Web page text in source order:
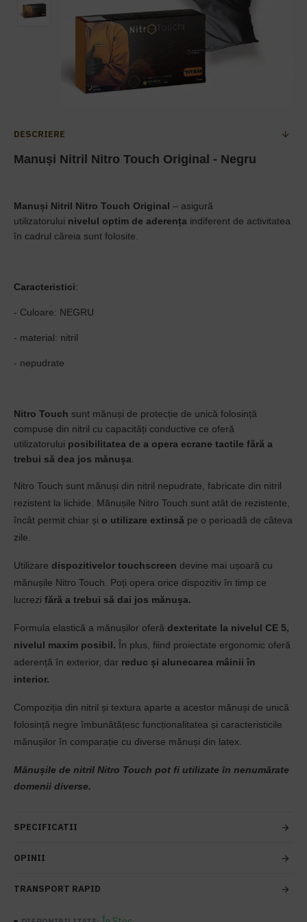
DESCRIERE
Manuși Nitril Nitro Touch Original - Negru
Manuși Nitril Nitro Touch Original – asigură
utilizatorului nivelul optim de aderența indiferent de activitatea
în cadrul căreia sunt folosite.
Caracteristici:
- Culoare: NEGRU
- material: nitril
- nepudrate
Nitro Touch sunt mănuși de protecție de unică folosință
compuse din nitril cu capacități conductive ce oferă
utilizatorului posibilitatea de a opera ecrane tactile fără a
trebui să dea jos mănușa
Nitro Touch sunt mănuși din nitril nepudrate, fabricate din nitril
rezistent la lichide. Mănușile Nitro Touch sunt atât de rezistente,
încât permit chiar și o utilizare extinsă pe o perioadă de câteva
zile.
Utilizare dispozitivelor touchscreen devine mai ușoară cu
mănușile Nitro Touch. Poți opera orice dispozitiv în timp ce
lucrezi fără a trebui să dai jos mănușa.
Formula elastică a mănușilor oferă dexteritate la nivelul CE 5,
nivelul maxim posibil. În plus, fiind proiectate ergonomic oferă
aderență în exterior, dar reduc și alunecarea mâinii în
interior.
Compoziția din nitril și textura aparte a acestor mănuși de unică
folosință negre îmbunătățesc funcționalitatea și caracteristicile
mănușilor în comparație cu diverse mănuși din latex.
Mănușile de nitril Nitro Touch pot fi utilizate în nenumărate
domenii diverse.
SPECIFICATII
OPINII
TRANSPORT RAPID